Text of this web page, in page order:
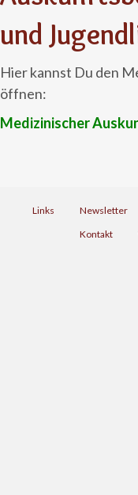
und
Hier kannst Du den
öffnen:
Medizinischer
Links Newsletter
Kontakt